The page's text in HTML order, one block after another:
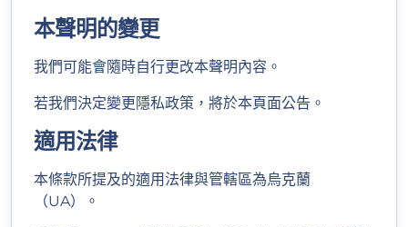
本聲明的變更
我們可能會隨時自行更改本聲明內容。
若我們決定變更隱私政策，將於本頁面公告。
適用法律
本條款所提及的適用法律與管轄區為烏克蘭
（UA）。